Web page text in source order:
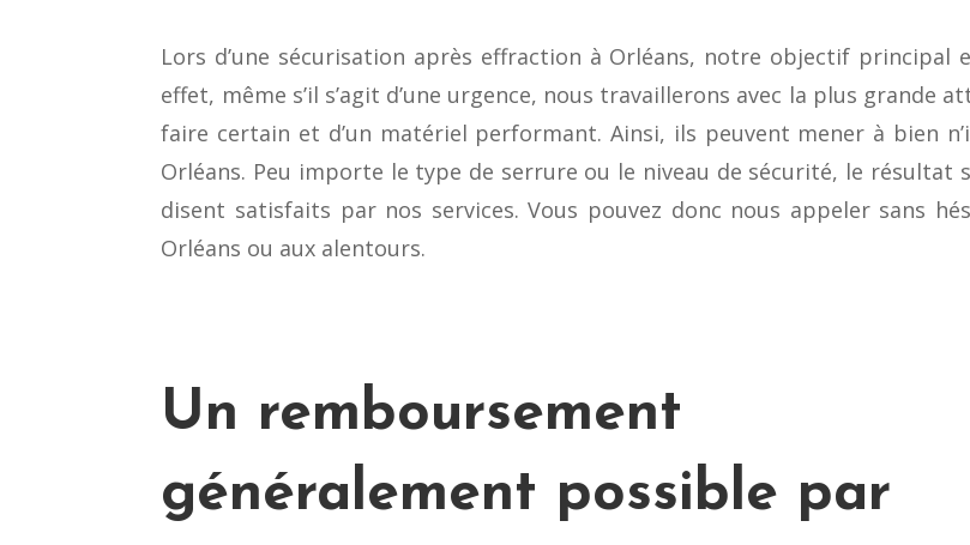
Lors d’une sécurisation après effraction à Orléans, notre objectif principal
effet, même s’il s’agit d’une urgence, nous travaillerons avec la plus grande
faire certain et d’un matériel performant. Ainsi, ils peuvent mener à bien
Orléans. Peu importe le type de serrure ou le niveau de sécurité, le résultat
disent satisfaits par nos services. Vous pouvez donc nous appeler sans
Orléans ou aux alentours.
Un remboursement
généralement possible par